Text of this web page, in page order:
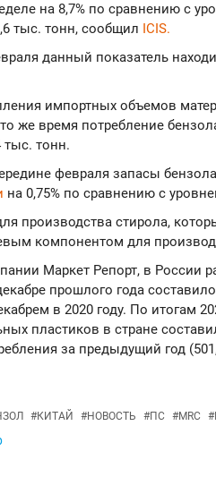
на 8,7% по сравнению с
тыс. тонн, сообщил ICIS.
данный показатель
импортных объемов
же время потребление
тыс. тонн.
февраля запасы
на 0,75% по сравнению с
производства стирола,
компонентом для
Маркет Репорт, в России
прошлого года
в 2020 году. По итогам
пластиков в стране
за предыдущий год
#КИТАЙ #НОВОСТЬ #ПС #MRC #